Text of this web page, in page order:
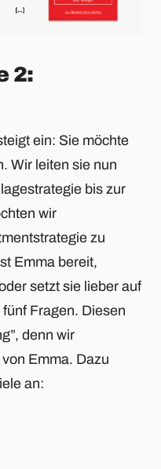
2:
ein: Sie möchte
Wir leiten sie nun
bis zur
wir
zu
Emma bereit,
setzt sie lieber auf
Fragen. Diesen
denn wir
Emma. Dazu
an: